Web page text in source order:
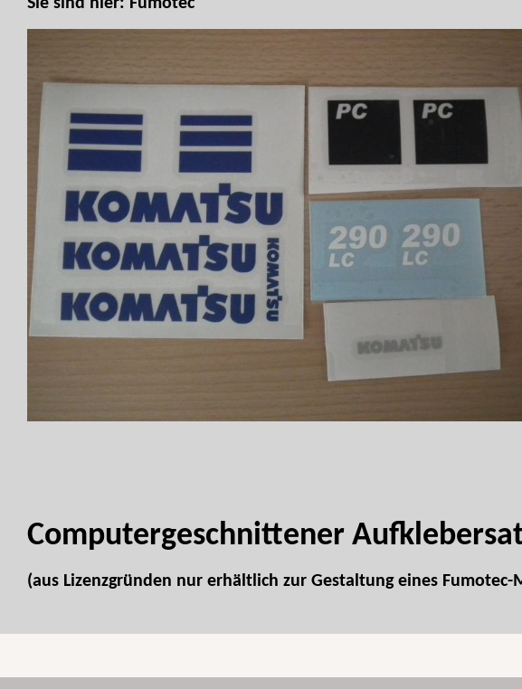
Sie sind hier: Fumotec
Computergeschnittener
(aus Lizenzgründen nur erhältlich zur Gestaltung eines Fumotec-